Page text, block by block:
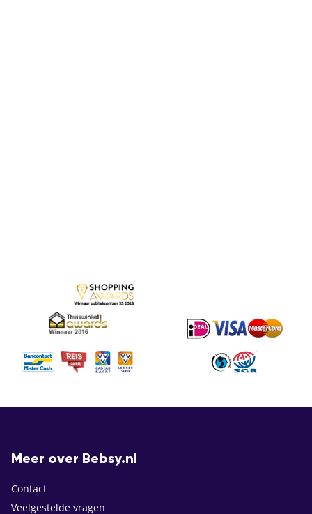
Meer over Bebsy.nl
Contact
Veelgestelde vragen